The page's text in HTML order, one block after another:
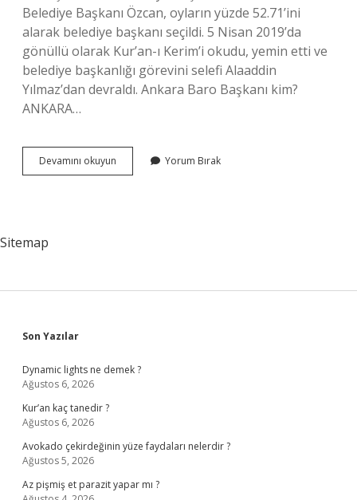
Belediye Başkanı Özcan, oyların yüzde 52.71’ini
alarak belediye başkanı seçildi. 5 Nisan 2019’da
gönüllü olarak Kur’an-ı Kerim’i okudu, yemin etti ve
belediye başkanlığı görevini selefi Alaaddin
Yılmaz’dan devraldı. Ankara Baro Başkanı kim?
ANKARA…
Devamını okuyun
Baro
Yorum Bırak
Sitemap
Sidebar
Son Yazılar
Dynamic lights ne demek ?
Ağustos 6, 2026
Kur’an kaç tanedir ?
Ağustos 6, 2026
Avokado çekirdeğinin yüze faydaları nelerdir ?
Ağustos 5, 2026
Az pişmiş et parazit yapar mı ?